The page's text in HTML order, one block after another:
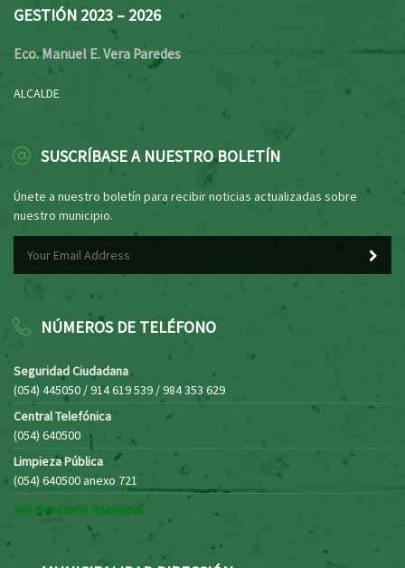
GESTIÓN 2023 – 2026
Eco. Manuel E. Vera Paredes
ALCALDE
SUSCRÍBASE A NUESTRO BOLETÍN
Únete a nuestro boletín para recibir noticias actualizadas sobre
nuestro municipio.
NÚMEROS DE TELÉFONO
Seguridad Ciudadana
(054) 445050 / 914 619 539 / 984 353 629
Central Telefónica
(054) 640500
Limpieza Pública
(054) 640500 anexo 721
Ver directorio municipal